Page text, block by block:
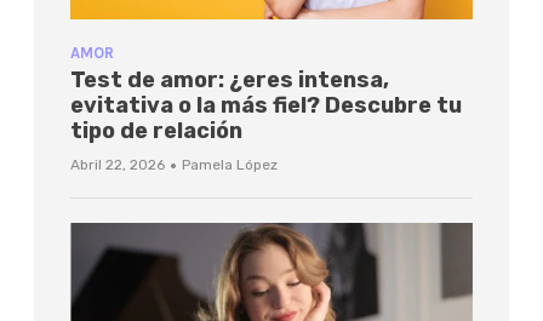
AMOR
Test de amor: ¿eres intensa,
evitativa o la más fiel? Descubre tu
tipo de relación
Abril 22, 2026 · Pamela López